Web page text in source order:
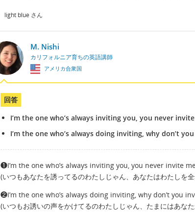
light blue さん
M. Nishi
カリフォルニア育ちの英語講師
アメリカ合衆国
回答
I’m the one who’s always inviting you, you never
I’m the one who’s always doing inviting, why don’t
❶I’m the one who’s always inviting you, you never invite
(いつもあなたを誘ってるのわたしじゃん、あなたはわたしを全
❷I’m the one who’s always doing inviting, why don’t you
(いつもお誘いの声をかけてるのわたしじゃん、たまにはあな